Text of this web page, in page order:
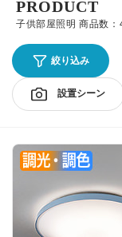
使えるデザインを厳
お子さまの毎日を健
子供部屋照明 商品数：
PRODUCT
絞り込み
設置シーン